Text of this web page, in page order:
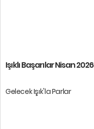
Işıklı Başarılar Nisan 2026
Gelecek Işık'la Parlar